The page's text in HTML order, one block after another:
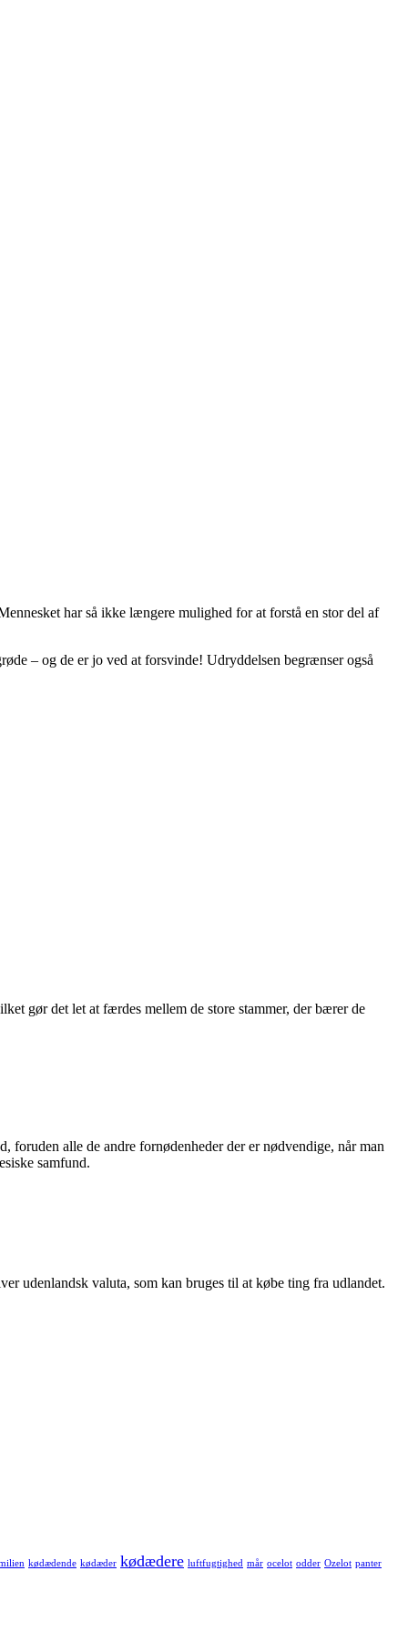
har så ikke længere mulighed for at forstå en stor del af
– og de er jo ved at forsvinde! Udryddelsen begrænser også
gør det let at færdes mellem de store stammer, der bærer de
alle de andre fornødenheder der er nødvendige, når man
samfund.
udenlandsk valuta, som kan bruges til at købe ting fra udlandet.
kødædende kødæder kødædere luftfugtighed mår ocelot odder Ozelot panter